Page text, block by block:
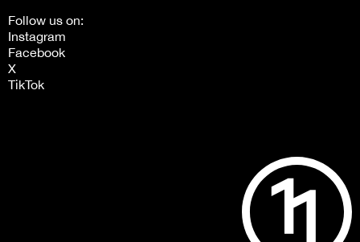
Follow us on:
Instagram
Facebook
X
TikTok